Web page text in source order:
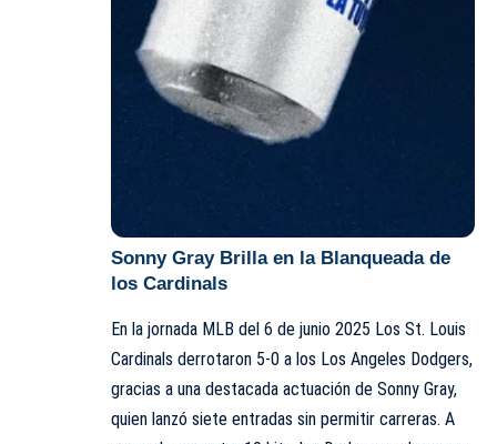
Sonny Gray Brilla en la Blanqueada de
los Cardinals
En la jornada MLB del 6 de junio 2025 Los St. Louis
Cardinals derrotaron 5-0 a los Los Angeles Dodgers,
gracias a una destacada actuación de Sonny Gray,
quien lanzó siete entradas sin permitir carreras. A